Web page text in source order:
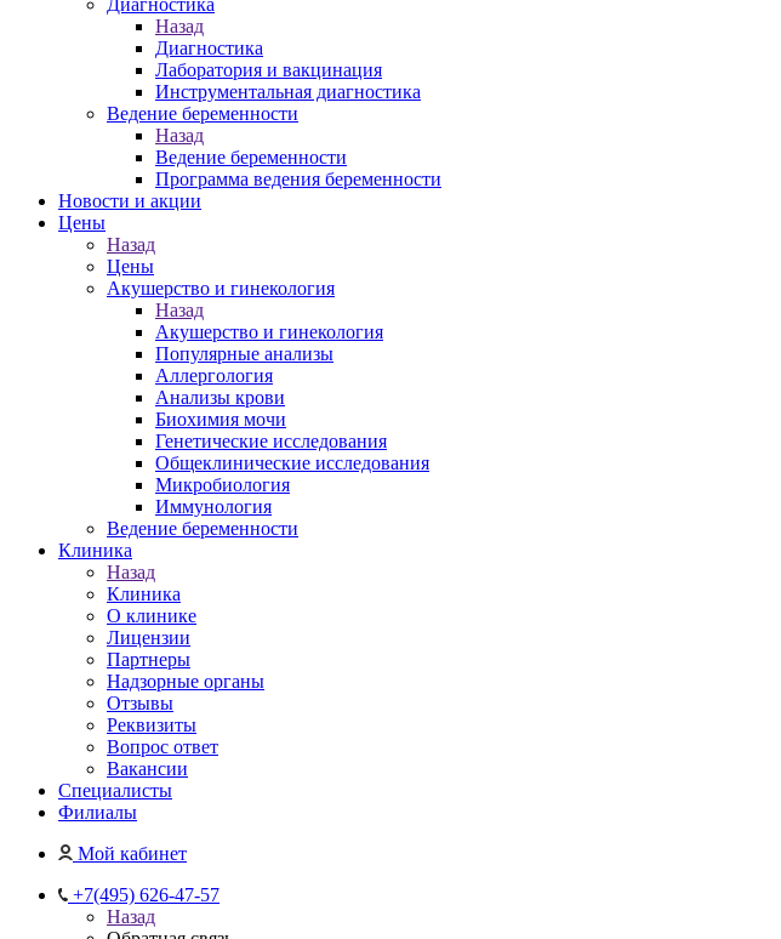
Диагностика
Назад
Диагностика
Лаборатория и вакцинация
Инструментальная диагностика
Ведение беременности
Назад
Ведение беременности
Программа ведения беременности
Новости и акции
Цены
Назад
Цены
Акушерство и гинекология
Назад
Акушерство и гинекология
Популярные анализы
Аллергология
Анализы крови
Биохимия мочи
Генетические исследования
Общеклинические исследования
Микробиология
Иммунология
Ведение беременности
Клиника
Назад
Клиника
О клинике
Лицензии
Партнеры
Надзорные органы
Отзывы
Реквизиты
Вопрос ответ
Вакансии
Специалисты
Филиалы
Мой кабинет
+7(495) 626-47-57
Назад